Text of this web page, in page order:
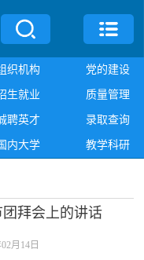
织机构 党的建设
生就业 质量管理
聘英才 录取查询
内大学 教学科研
拜会上的讲话
月14日